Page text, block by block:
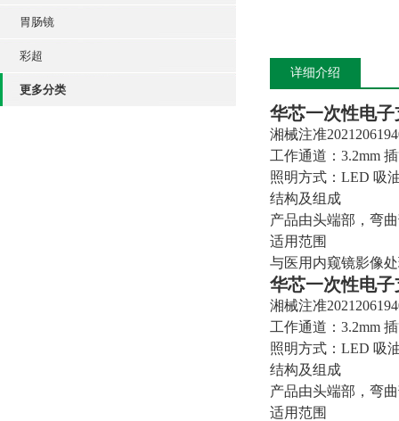
胃肠镜
彩超
更多分类
详细介绍
华芯一次性电
湘械注准
工作通道：3.2mm
照明方式：LED 吸
结构及组成
产品由头端部，弯
适用范围
与医用内窥镜影像
华芯一次性电
湘械注准
工作通道：3.2mm
照明方式：LED 吸
结构及组成
产品由头端部，弯
适用范围